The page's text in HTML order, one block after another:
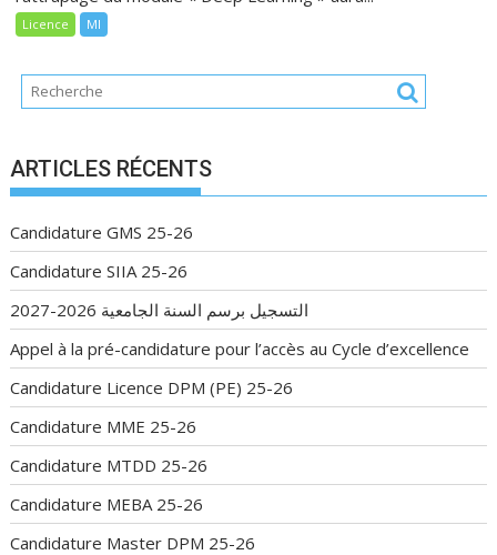
Licence MI
ARTICLES RÉCENTS
Candidature GMS 25-26
Candidature SIIA 25-26
التسجيل برسم السنة الجامعية 2026-2027
Appel à la pré-candidature pour l’accès au Cycle d’excellence
Candidature Licence DPM (PE) 25-26
Candidature MME 25-26
Candidature MTDD 25-26
Candidature MEBA 25-26
Candidature Master DPM 25-26